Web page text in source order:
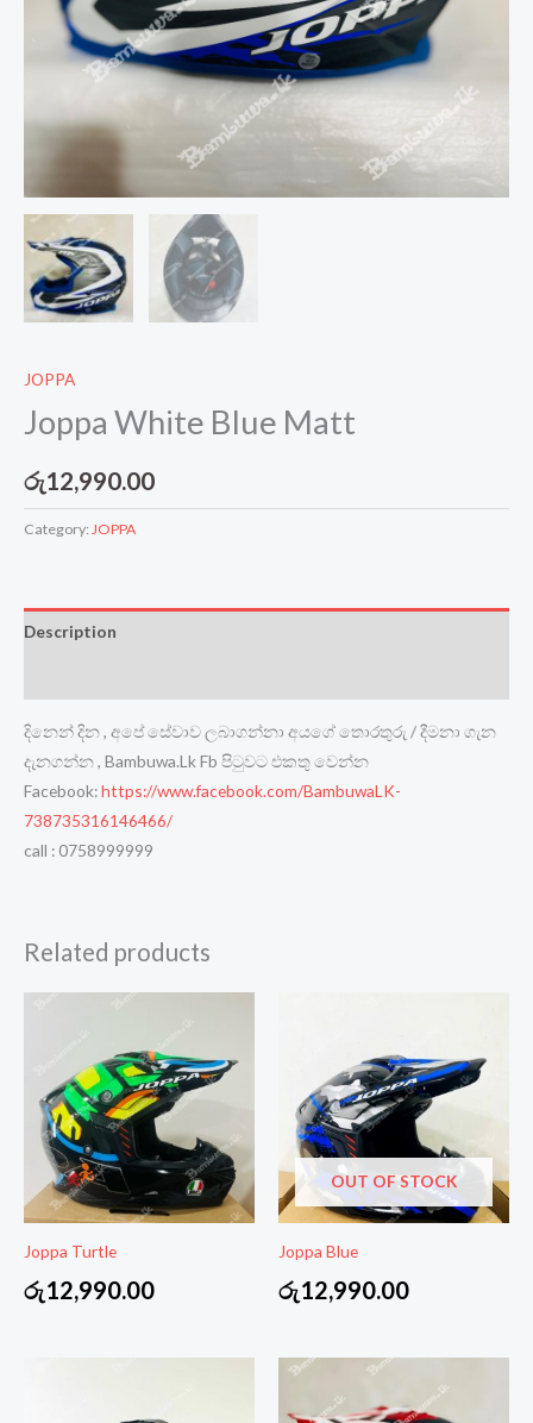
JOPPA
Joppa White Blue Matt
රු12,990.00
Category: JOPPA
Description
දිනෙන් දින , අපේ සේවාව ලබාගන්නා අයගේ තොරතුරු / දීමනා ගැන
දැනගන්න , Bambuwa.Lk Fb පිටුවට එකතු වෙන්න
Facebook:https://www.facebook.com/BambuwaLK-
738735316146466/
call : 0758999999
Related products
Joppa Turtle
රු12,990.00
OUT OF STOCK
Joppa Blue
රු12,990.00